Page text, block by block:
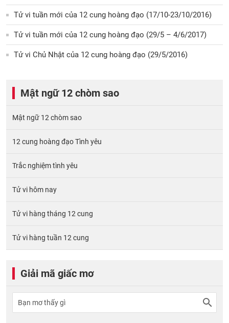
Tử vi tuần mới của 12 cung hoàng đạo (17/10-23/10/2016)
Tử vi tuần mới của 12 cung hoàng đạo (29/5 – 4/6/2017)
Tử vi Chủ Nhật của 12 cung hoàng đạo (29/5/2016)
Mật ngữ 12 chòm sao
Mật ngữ 12 chòm sao
12 cung hoàng đạo Tình yêu
Trắc nghiệm tình yêu
Tử vi hôm nay
Tử vi hàng tháng 12 cung
Tử vi hàng tuần 12 cung
Giải mã giấc mơ